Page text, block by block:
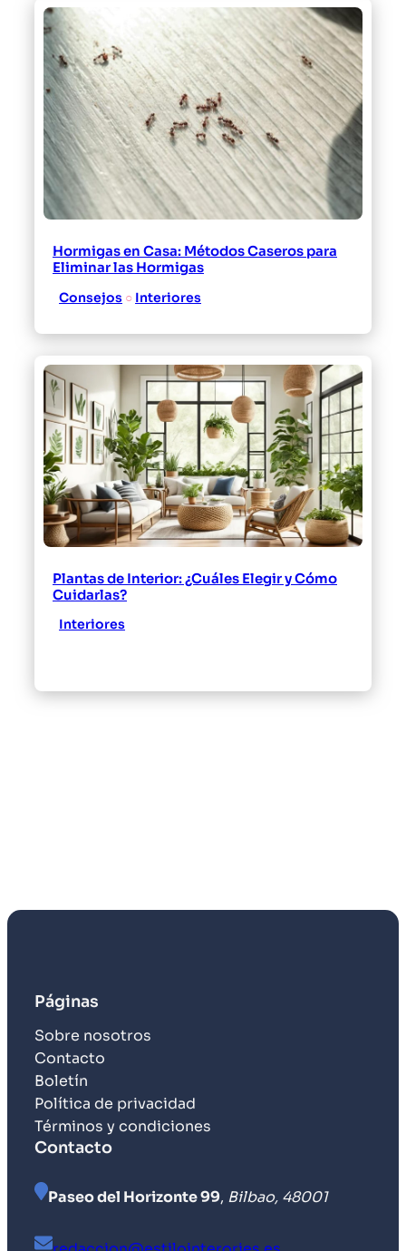
Hormigas en Casa: Métodos Caseros para
Eliminar las Hormigas
Consejos ○ Interiores
Plantas de Interior: ¿Cuáles Elegir y Cómo
Cuidarlas?
Interiores
Páginas
Sobre nosotros
Contacto
Boletín
Política de privacidad
Términos y condiciones
Contacto
Paseo del Horizonte 99, Bilbao, 48001